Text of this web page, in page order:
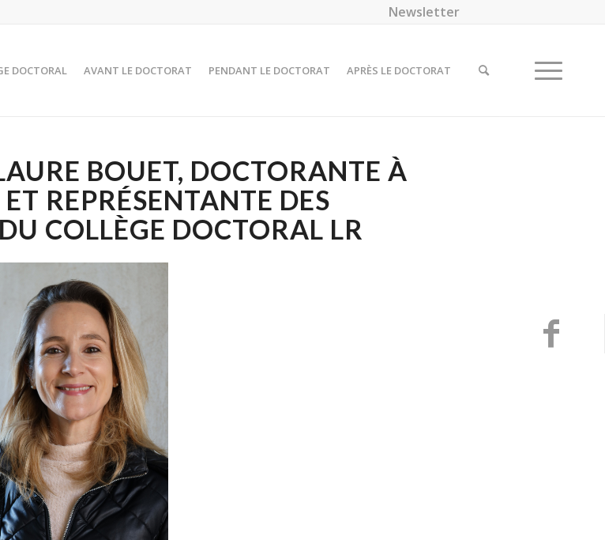
Newsletter
DOCTORAL AVANT LE DOCTORAT PENDANT LE DOCTORAT APRÈS LE DOCTORAT
BOUET, DOCTORANTE À
REPRÉSENTANTE DES
COLLÈGE DOCTORAL LR